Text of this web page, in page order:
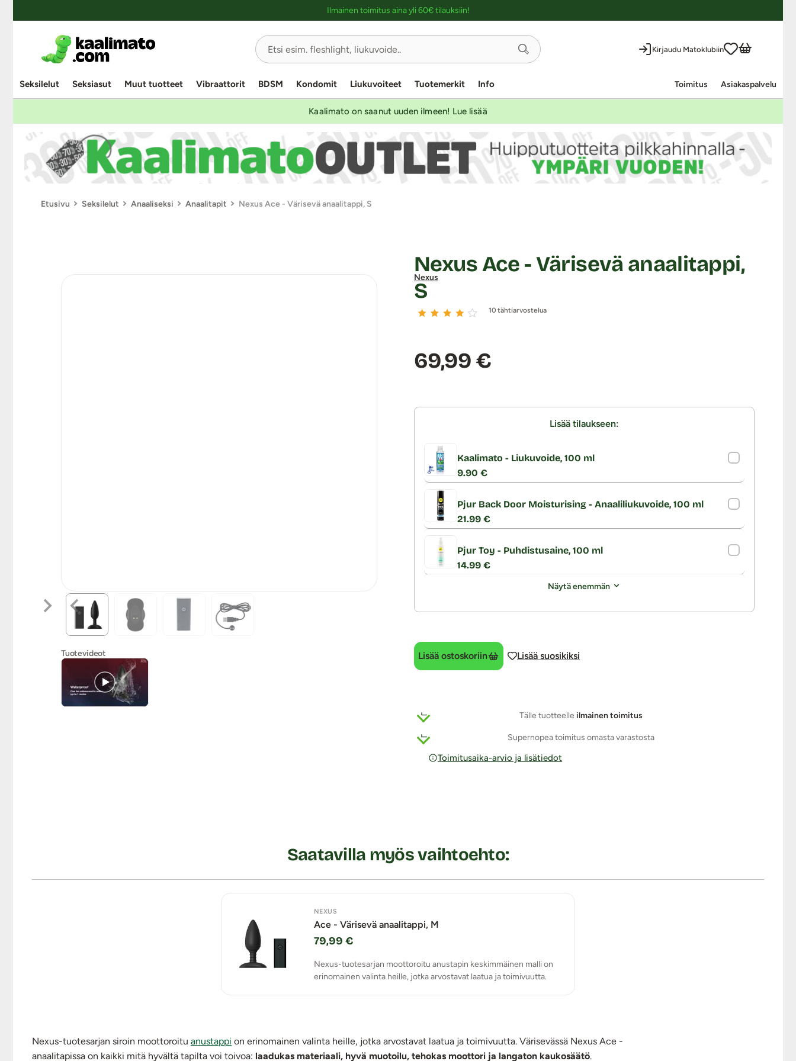
Ilmainen toimitus aina yli 60€ tilauksiin!
Kirjaudu Matoklubiin
Seksilelut Seksiasut Muut tuotteet Vibraattorit BDSM Kondomit Liukuvoiteet Tuotemerkit Info Toimitus Asiakaspalvelu
Kaalimato on saanut uuden ilmeen! Lue lisää
Etusivu Seksilelut Anaaliseksi Anaalitapit Nexus Ace - Värisevä anaalitappi, S
Tuotevideot
Nexus
Nexus Ace - Värisevä anaalitappi,
S
10 tähtiarvostelua
Hinta:
69,99 €
Lisää tilaukseen:
Kaalimato - Liukuvoide, 100 ml
9.90 €
Pjur Back Door Moisturising - Anaaliliukuvoide, 100 ml
21.99 €
Pjur Toy - Puhdistusaine, 100 ml
14.99 €
Näytä enemmän
Lisää ostoskoriin Lisää suosikiksi
Tälle tuotteelle ilmainen toimitus
Supernopea toimitus omasta varastosta
Toimitusaika-arvio ja lisätiedot
Saatavilla myös vaihtoehto:
NEXUS
Ace - Värisevä anaalitappi, M
79,99 €
Nexus-tuotesarjan moottoroitu anustapin keskimmäinen malli on
erinomainen valinta heille, jotka arvostavat laatua ja toimivuutta.
Nexus-tuotesarjan siroin moottoroitu anustappi on erinomainen valinta heille, jotka arvostavat laatua ja toimivuutta. Värisevässä Nexus Ace -
anaalitapissa on kaikki mitä hyvältä tapilta voi toivoa: laadukas materiaali, hyvä muotoilu, tehokas moottori ja langaton kaukosäätö.